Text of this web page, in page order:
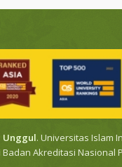
Unggul. Universitas Islam
Akreditasi Nasional